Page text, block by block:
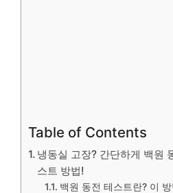
Table of Contents
냉동실 고장? 간단하게 백원
스트 방법!
백원 동전 테스트란? 이